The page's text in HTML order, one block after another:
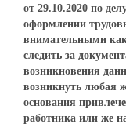
от 29.10.2020 по
оформлении
внимательными
следить за
возникновения
возникнуть любая
основания
работника или же